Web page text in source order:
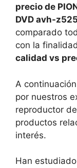
precio de
DVD avh-
comparado
con la
calidad vs
A
por nuestros
reproductor
productos
interés.
Han